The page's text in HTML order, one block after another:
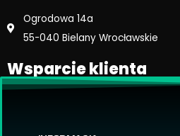
Ogrodowa 14a
55-040 Bielany Wrocławskie
Wsparcie klienta